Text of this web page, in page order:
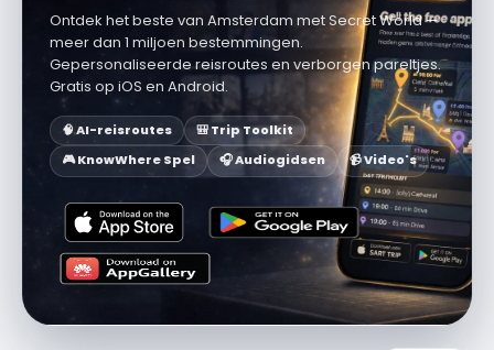
Ontdek het beste van Amsterdam met Secret World —
meer dan 1 miljoen bestemmingen.
Gepersonaliseerde reisroutes en verborgen pareltjes.
Gratis op iOS en Android.
🧠 AI-reisroutes
🎒 Trip Toolkit
🎮 KnowWhere Spel
🎧 Audiogidsen 📹 Video's